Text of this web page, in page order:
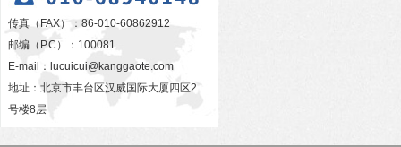
传真（FAX）：86-010-60862912
邮编（P.C）：100081
E-mail： lucuicui@kanggaote.com
地址：北京市丰台区汉威国际大厦四区2
号楼8层